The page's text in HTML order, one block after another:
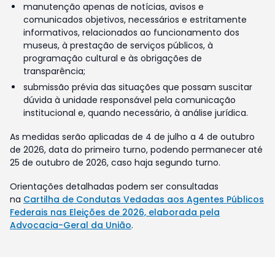
manutenção apenas de notícias, avisos e
comunicados objetivos, necessários e estritamente
informativos, relacionados ao funcionamento dos
museus, à prestação de serviços públicos, à
programação cultural e às obrigações de
transparência;
submissão prévia das situações que possam suscitar
dúvida à unidade responsável pela comunicação
institucional e, quando necessário, à análise jurídica.
As medidas serão aplicadas de 4 de julho a 4 de outubro
de 2026, data do primeiro turno, podendo permanecer até
25 de outubro de 2026, caso haja segundo turno.
Orientações detalhadas podem ser consultadas
na Cartilha de Condutas Vedadas aos Agentes Públicos
Federais nas Eleições de 2026, elaborada pela
Advocacia-Geral da União.